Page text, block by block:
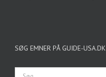
SØG EMNER PÅ GUIDE-USA.DK
Søg